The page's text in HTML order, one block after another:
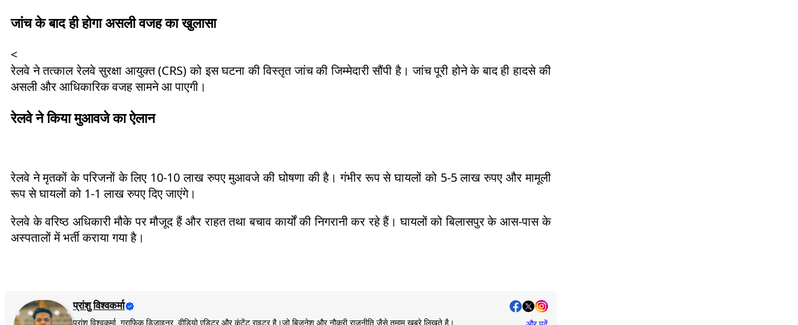
जांच के बाद ही होगा असली वजह का खुलासा
<
रेलवे ने तत्काल रेलवे सुरक्षा आयुक्त (CRS) को इस घटना की विस्तृत जांच की जिम्मेदारी सौंपी है। जांच पूरी होने के बाद ही हादसे की
असली और आधिकारिक वजह सामने आ पाएगी।
रेलवे ने किया मुआवजे का ऐलान
रेलवे ने मृतकों के परिजनों के लिए 10-10 लाख रुपए मुआवजे की घोषणा की है। गंभीर रूप से घायलों को 5-5 लाख रुपए और मामूली
रूप से घायलों को 1-1 लाख रुपए दिए जाएंगे।
रेलवे के वरिष्ठ अधिकारी मौके पर मौजूद हैं और राहत तथा बचाव कार्यों की निगरानी कर रहे हैं। घायलों को बिलासपुर के आस-पास के
अस्पतालों में भर्ती कराया गया है।
प्रांशु विश्वकर्मा
प्रांशु विश्वकर्मा, ग्राफिक डिजाइनर, वीडियो एडिटर और कंटेंट राइटर है।जो बिजनेश और नौकरी राजनीति जैसे तमाम खबरे लिखते है।